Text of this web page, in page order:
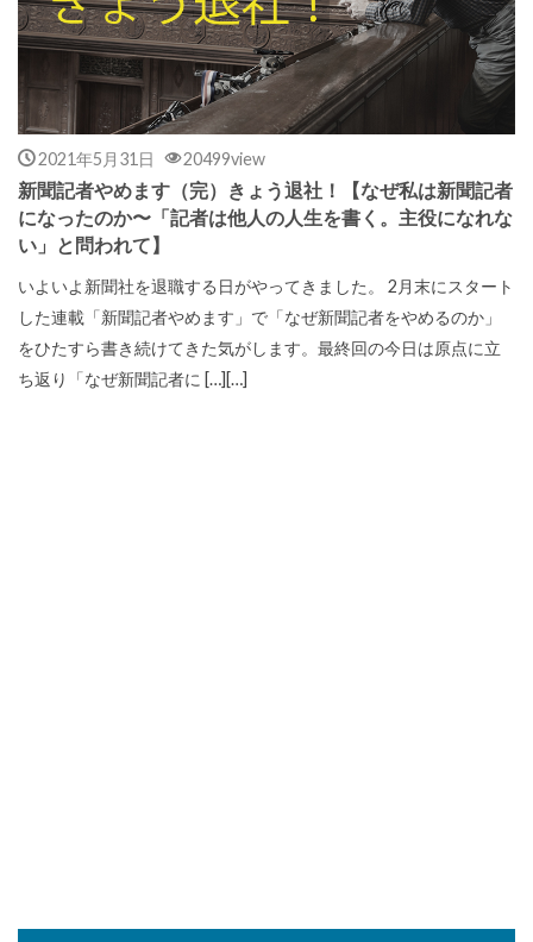
2021年5月31日 20499view
新聞記者やめます（完）きょう退社！【なぜ私は新聞記者
になったのか〜「記者は他人の人生を書く。主役になれな
い」と問われて】
いよいよ新聞社を退職する日がやってきました。 2月末にスタート
した連載「新聞記者やめます」で「なぜ新聞記者をやめるのか」
をひたすら書き続けてきた気がします。最終回の今日は原点に立
ち返り「なぜ新聞記者に […][…]